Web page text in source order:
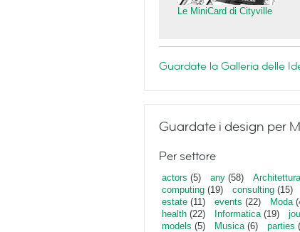
Le MiniCard di Cityville
Guardate la Galleria delle
Guardate i design per
Per settore
actors (5) any (58) Architettura
computing (19) consulting (15)
estate (11) events (22) Moda
health (22) Informatica(19)
models (5) Musica (6) parties